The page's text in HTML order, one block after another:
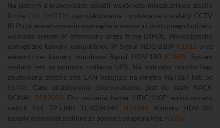
Na jednym z krakowskich osiedli wspólnota mieszkaniowa zleciła
firmie GKJ-SYSTEM zaprojektowanie i wykonanie instalacji CCTV
IP. Po przeanalizowaniu wymogów inwestora i dostępnego budżetu,
wybrano system IP oferowany przez firmę DIPOL. Wykorzystano
zewnętrzne kamery kompaktowe IP Signal HDC-210P K1815 oraz
wewnętrzne kamery kopułowe Signal HDV-180 K1869. System
zasilany jest za pomocą zasilacza UPS. Na potrzeby monitoringu
zbudowana została sieć LAN bazująca na skrętce NETSET kat. 5e
E1408. Całe okablowanie doprowadzone jest do szafy RACK
SIGNAL R912022. Do zasilania kamer HDC-110P wykorzystano
switch PoE TP-LINK TL-SG3424P N29961 . Kamery HDV-180
zostały natomiast zasilone za pomocą adaptera PoE N9207.